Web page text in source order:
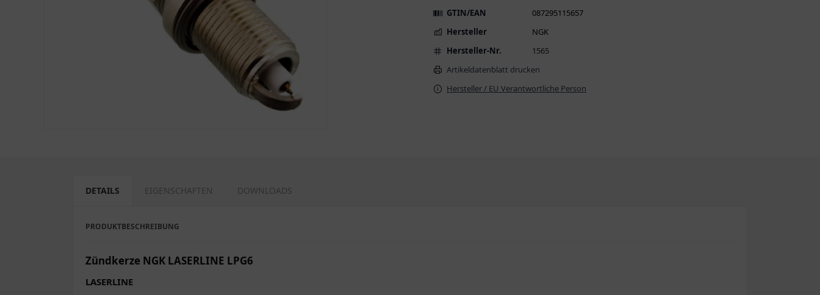
GTIN/EAN
087295115657
Hersteller
NGK
Hersteller-Nr.
1565
Artikeldatenblatt drucken
Hersteller / EU Verantwortliche Person
DETAILS EIGENSCHAFTEN DOWNLOADS
PRODUKTBESCHREIBUNG
Zündkerze NGK LASERLINE LPG6
LASERLINE